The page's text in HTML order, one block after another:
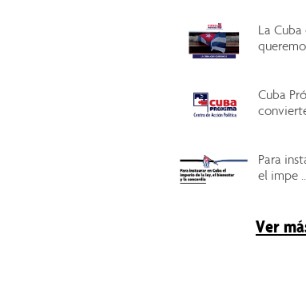
La Cuba
Cuba
Para
el impe ...
Ver